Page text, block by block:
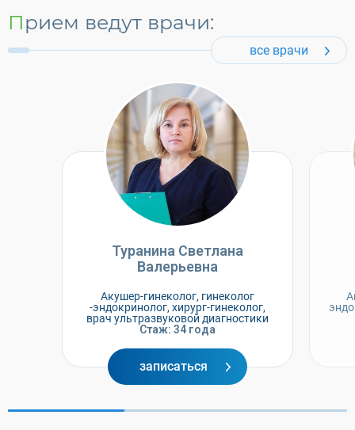
Прием ведут врачи:
все врачи
Туранина Светлана
Валерьевна
Акушер-гинеколог, гинеколог
-эндокринолог, хирург-гинеколог,
врач ультразвуковой диагностики
Стаж: 34 года
записаться